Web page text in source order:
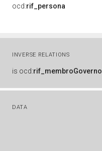
ocd:rif_persona
INVERSE RELATIONS
is ocd:rif_membroGoverno
DATA